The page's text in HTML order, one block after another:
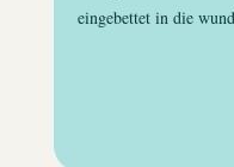
eingebettet in die